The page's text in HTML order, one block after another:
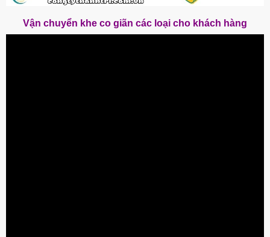
Vận chuyển khe co giãn các loại cho khách hàng